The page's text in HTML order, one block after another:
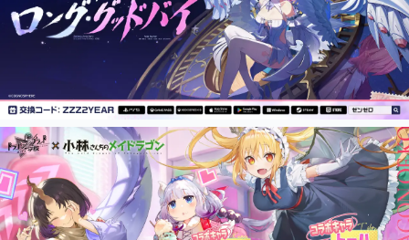
ピックアップ
電ファミのいま読まれている記事ランキング
アプリセール情報